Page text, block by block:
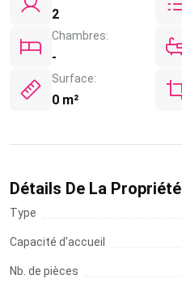
2
Chambres:
-
Surface:
0 m²
Détails De La Propriété
Type
Capacité d'accueil
Nb. de pièces